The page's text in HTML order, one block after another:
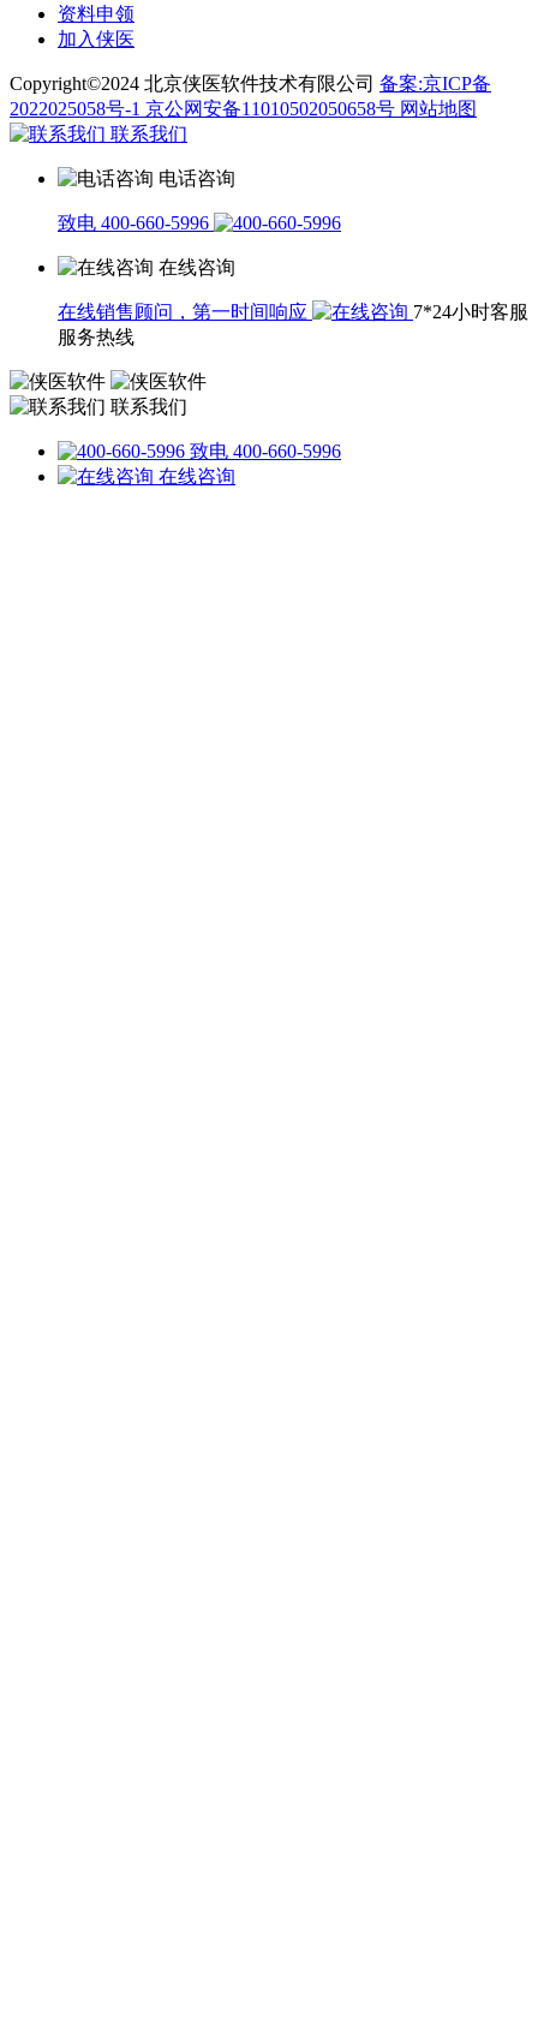
资料申领
加入侠医
Copyright©2024 北京侠医软件技术有限公司 备案:京ICP备
2022025058号-1 京公网安备11010502050658号 网站地图
联系我们
电话咨询
致电 400-660-5996
在线咨询
在线销售顾问，第一时间响应
7*24小时客服
服务热线
联系我们
致电 400-660-5996
在线咨询